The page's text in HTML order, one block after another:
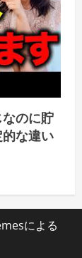
なのに貯
な違い
による